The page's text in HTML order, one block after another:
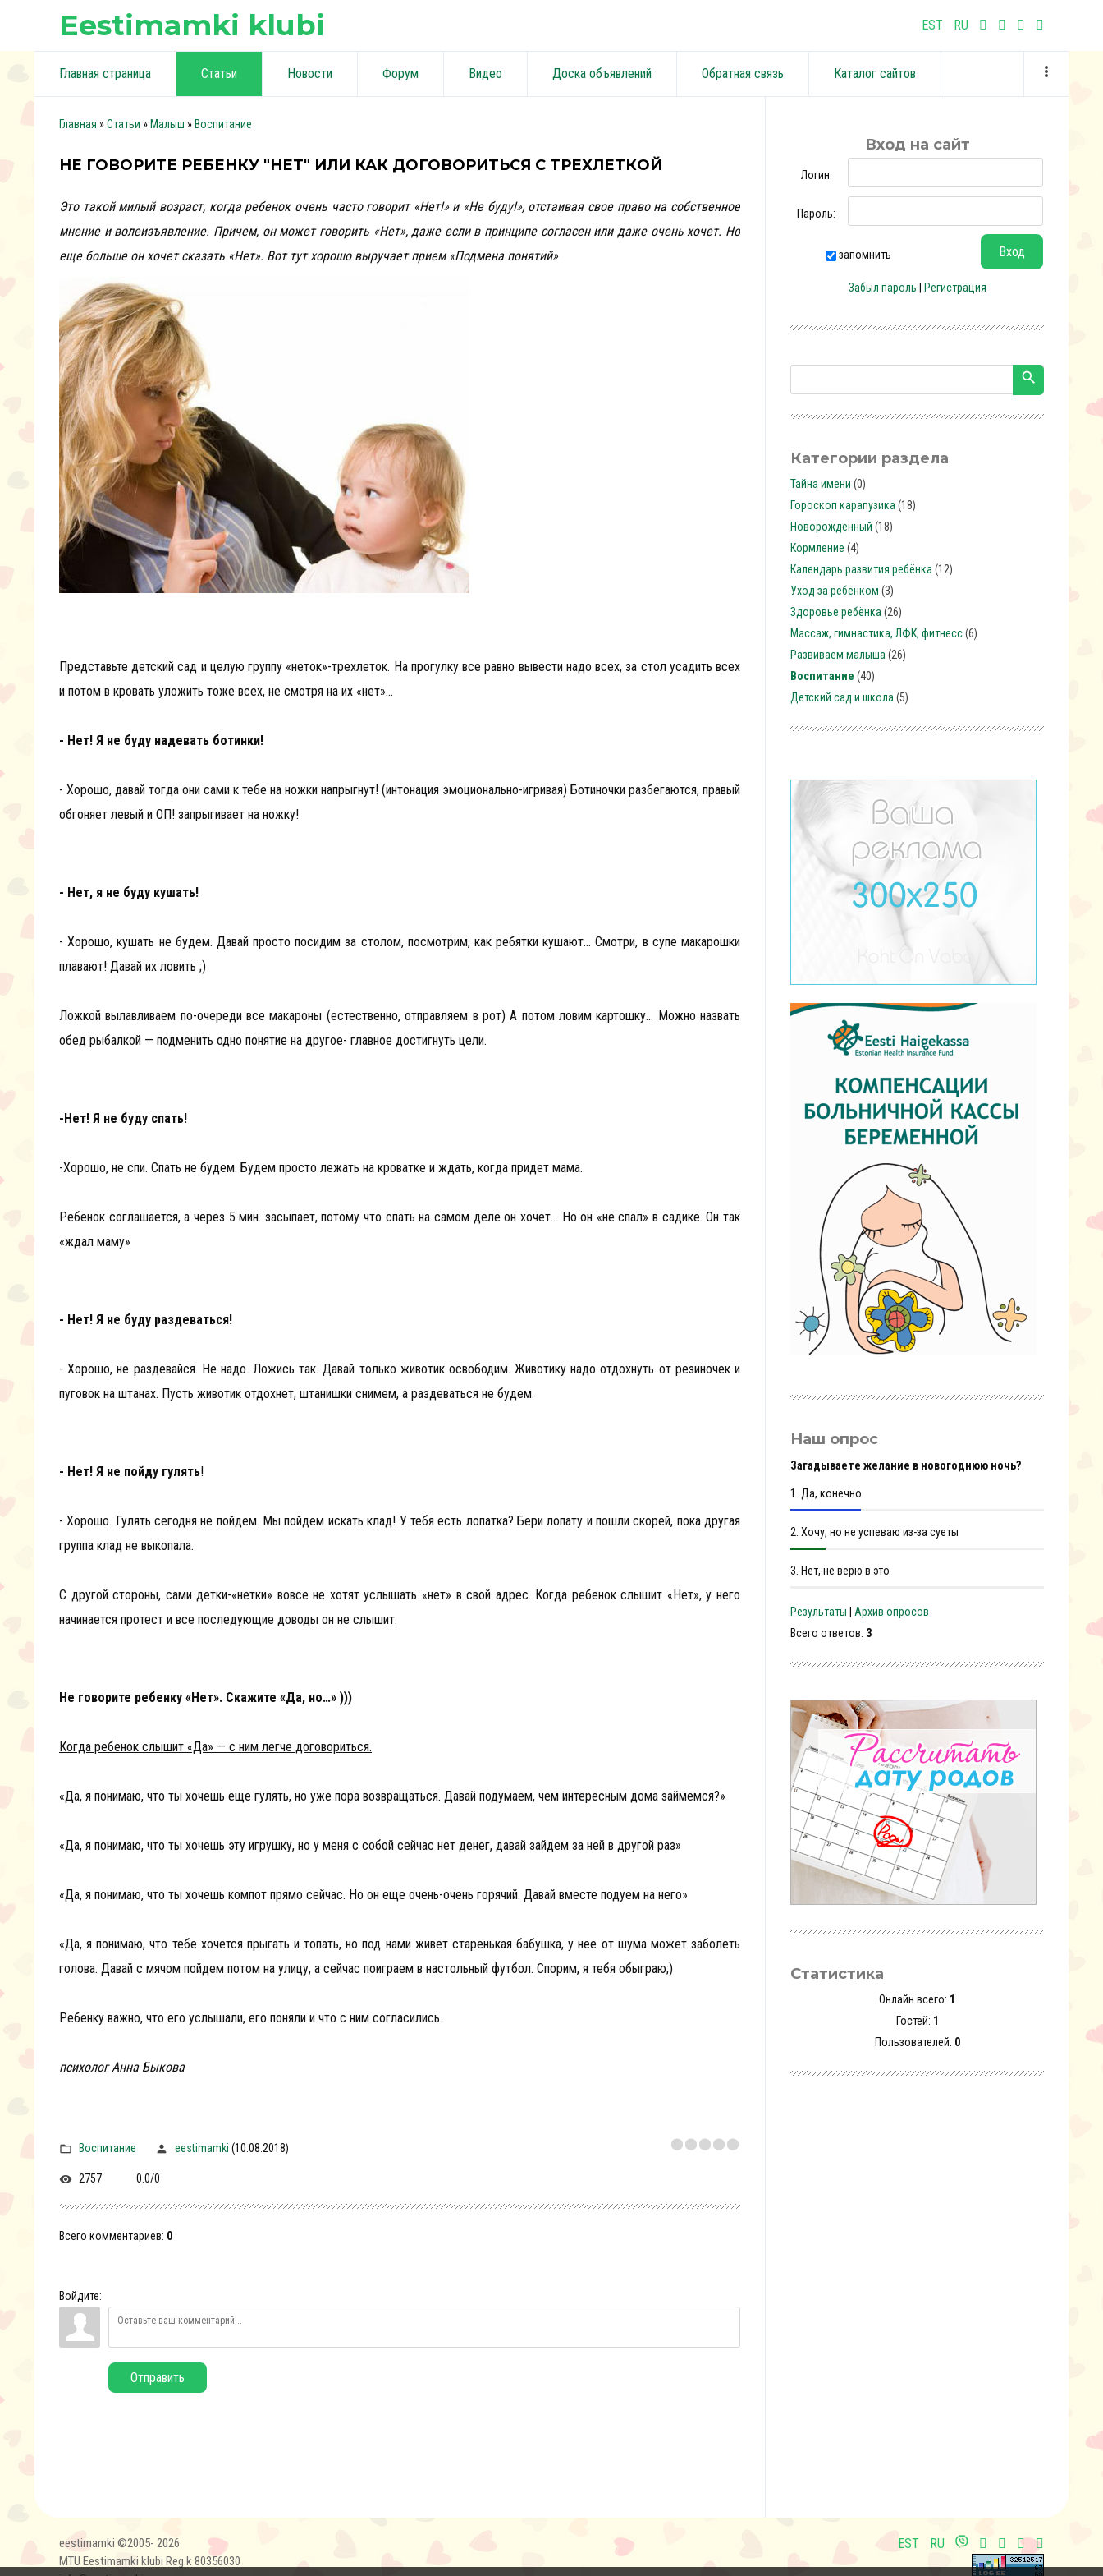
Eestimamki klubi EST RU
Главная страница Статьи Новости Форум Видео Доска объявлений Обратная связь Каталог сайтов
Главная »Статьи » Малыш » Воспитание
НЕ ГОВОРИТЕ РЕБЕНКУ "НЕТ" ИЛИ КАК ДОГОВОРИТЬСЯ С ТРЕХЛЕТКОЙ
Это такой милый возраст, когда ребенок очень часто говорит «Нет!» и «Не буду!», отстаивая свое право на собственное
мнение и волеизъявление. Причем, он может говорить «Нет», даже если в принципе согласен или даже очень хочет. Но
еще больше он хочет сказать «Нет». Вот тут хорошо выручает прием «Подмена понятий»
Представьте детский сад и целую группу «неток»-трехлеток. На прогулку все равно вывести надо всех, за стол усадить всех
и потом в кровать уложить тоже всех, не смотря на их «нет»…
- Нет! Я не буду надевать ботинки!
- Хорошо, давай тогда они сами к тебе на ножки напрыгнут! (интонация эмоционально-игривая) Ботиночки разбегаются, правый
обгоняет левый и ОП! запрыгивает на ножку!
- Нет, я не буду кушать!
- Хорошо, кушать не будем. Давай просто посидим за столом, посмотрим, как ребятки кушают… Смотри, в супе макарошки
плавают! Давай их ловить ;)
Ложкой вылавливаем по-очереди все макароны (естественно, отправляем в рот) А потом ловим картошку… Можно назвать
обед рыбалкой — подменить одно понятие на другое- главное достигнуть цели.
-Нет! Я не буду спать!
-Хорошо, не спи. Спать не будем. Будем просто лежать на кроватке и ждать, когда придет мама.
Ребенок соглашается, а через 5 мин. засыпает, потому что спать на самом деле он хочет… Но он «не спал» в садике. Он так
«ждал маму»
- Нет! Я не буду раздеваться!
- Хорошо, не раздевайся. Не надо. Ложись так. Давай только животик освободим. Животику надо отдохнуть от резиночек и
пуговок на штанах. Пусть животик отдохнет, штанишки снимем, а раздеваться не будем.
- Нет! Я не пойду гулять!
- Хорошо. Гулять сегодня не пойдем. Мы пойдем искать клад! У тебя есть лопатка? Бери лопату и пошли скорей, пока другая
группа клад не выкопала.
С другой стороны, сами детки-«нетки» вовсе не хотят услышать «нет» в свой адрес. Когда ребенок слышит «Нет», у него
начинается протест и все последующие доводы он не слышит.
Не говорите ребенку «Нет». Скажите «Да, но…» )))
Когда ребенок слышит «Да» — с ним легче договориться.
«Да, я понимаю, что ты хочешь еще гулять, но уже пора возвращаться. Давай подумаем, чем интересным дома займемся?»
«Да, я понимаю, что ты хочешь эту игрушку, но у меня с собой сейчас нет денег, давай зайдем за ней в другой раз»
«Да, я понимаю, что ты хочешь компот прямо сейчас. Но он еще очень-очень горячий. Давай вместе подуем на него»
«Да, я понимаю, что тебе хочется прыгать и топать, но под нами живет старенькая бабушка, у нее от шума может заболеть
голова. Давай с мячом пойдем потом на улицу, а сейчас поиграем в настольный футбол. Спорим, я тебя обыграю;)
Ребенку важно, что его услышали, его поняли и что с ним согласились.
психолог Анна Быкова
Воспитание eestimamki (10.08.2018)
2757 0.0/0
Всего комментариев: 0
Войдите:
Отправить
Вход на сайт
Логин:
Пароль:
запомнить
Забыл пароль Регистрация
Категории раздела
Тайна имени (0)
Гороскоп карапузика (18)
Новорожденный (18)
Кормление (4)
Календарь развития ребёнка (12)
Уход за ребёнком (3)
Здоровье ребёнка (26)
Массаж, гимнастика, ЛФК, фитнесc(6)
Развиваем малыша (26)
Воспитание (40)
Детский сад и школа (5)
Наш опрос
Загадываете желание в новогоднюю ночь?
1. Да, конечно
2. Хочу, но не успеваю из-за суеты
3. Нет, не верю в это
Результаты
Архив опросов
Всего ответов: 3
Статистика
Онлайн всего: 1
Гостей: 1
Пользователей: 0
eestimamki ©2005- 2026
MTÜ Eestimamki klubi Reg.k 80356030
EST RU